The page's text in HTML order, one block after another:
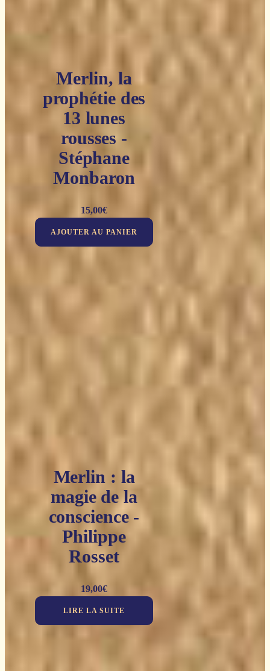
Merlin, la
prophétie des
13 lunes
rousses -
Stéphane
Monbaron
15,00€
AJOUTER AU PANIER
Merlin : la
magie de la
conscience -
Philippe
Rosset
19,00€
LIRE LA SUITE